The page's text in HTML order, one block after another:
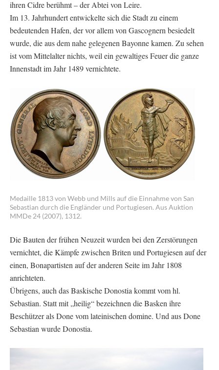
ihren Cidre berühmt – der Abtei von Leire.
Im 13. Jahrhundert entwickelte sich die Stadt zu einem
bedeutenden Hafen, der vor allem von Gascognern besiedelt
wurde, die aus dem nahe gelegenen Bayonne kamen. Zu sehen
ist vom Mittelalter nichts, weil ein gewaltiges Feuer die ganze
Innenstadt im Jahr 1489 vernichtete.
Medaille 1813 von Webb und Mills auf die Einnahme von San
Sebastian durch die Engländer und Portugiesen. Aus Auktion
MMDe 24 (2007), 1312.
Die Bauten der frühen Neuzeit wurden bei den Zerstörungen
vernichtet, die Kämpfe zwischen Briten und Portugiesen auf der
einen, Bonapartisten auf der anderen Seite im Jahr 1808
anrichteten.
Übrigens, auch das Baskische Donostia kommt vom hl.
Sebastian. Statt mit „heilig“ bezeichnen die Basken ihre
Beschützer als Done vom lateinischen domine. Und aus Done
Sebastian wurde Donostia.